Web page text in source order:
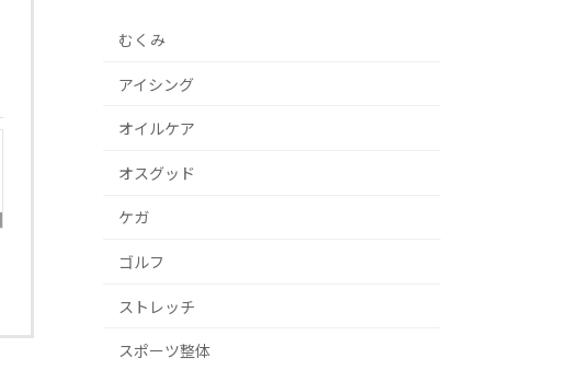
むくみ
アイシング
オイルケア
オスグッド
ケガ
ゴルフ
ストレッチ
スポーツ整体